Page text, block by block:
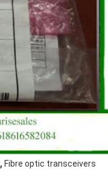
, Fibre optic transceivers